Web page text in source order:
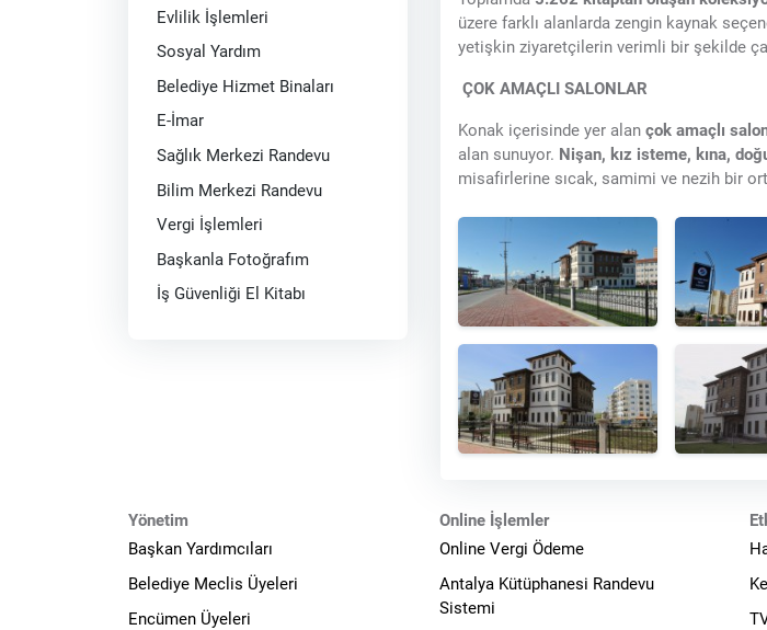
Evlilik İşlemleri
Sosyal Yardım
Belediye Hizmet Binaları
E-İmar
Sağlık Merkezi Randevu
Bilim Merkezi Randevu
Vergi İşlemleri
Başkanla Fotoğrafım
İş Güvenliği El Kitabı
üzere farklı alanlarda zengin kaynak
yetişkin ziyaretçilerin verimli bir şekilde
ÇOK AMAÇLI SALONLAR
Konak içerisinde yer alan çok amaçlı
alan sunuyor. Nişan, kız isteme, kına,
misafirlerine sıcak, samimi ve nezih bir
Yönetim
Başkan Yardımcıları
Belediye Meclis Üyeleri
Encümen Üyeleri
Online İşlemler
Online Vergi Ödeme
Antalya Kütüphanesi Randevu
Sistemi